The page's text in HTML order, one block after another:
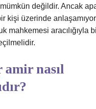
değildir. Ancak
kişi üzerinde
mahkemesi aracılığıyla
nasıl